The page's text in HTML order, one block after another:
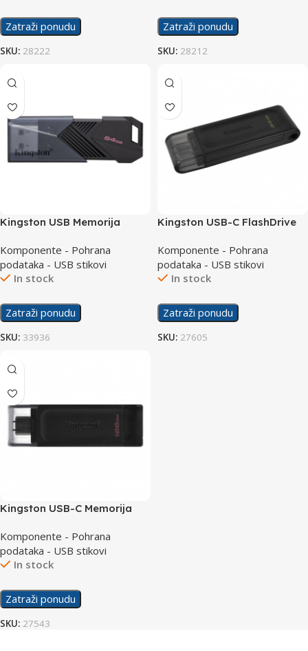
Zatraži ponudu
SKU: 28222
Zatraži ponudu
SKU: 28212
Kingston USB Memorija
Komponente - Pohrana
podataka - USB stikovi
In stock
Zatraži ponudu
SKU: 33936
Kingston USB-C FlashDrive
Komponente - Pohrana
podataka - USB stikovi
In stock
Zatraži ponudu
SKU: 27605
Kingston USB-C Memorija
Komponente - Pohrana
podataka - USB stikovi
In stock
Zatraži ponudu
SKU: 27543